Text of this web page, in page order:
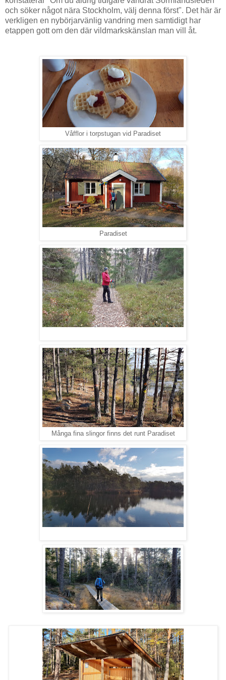
och söker något nära Stockholm, välj denna först". Det här är
verkligen en nybörjarvänlig vandring men samtidigt har
etappen gott om den där vildmarkskänslan man vill åt.
Våfflor i torpstugan vid Paradiset
Paradiset
Många fina slingor finns det runt Paradiset